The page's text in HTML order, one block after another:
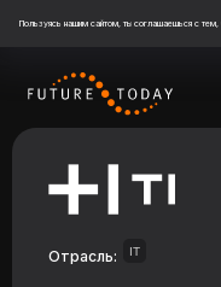
Пользуясь нашим сайтом, ты соглашаешься с тем,
Отрасль: IT